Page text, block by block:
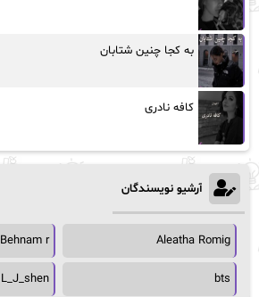
به کجا چنین شتابان
کافه نادری
آرشیو نویسندگان
Aleatha Romig
Behnam r
bts
L_J_shen